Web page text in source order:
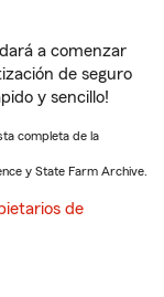
a comenzar
de seguro
y sencillo!
completa de la
y State Farm Archive.
de